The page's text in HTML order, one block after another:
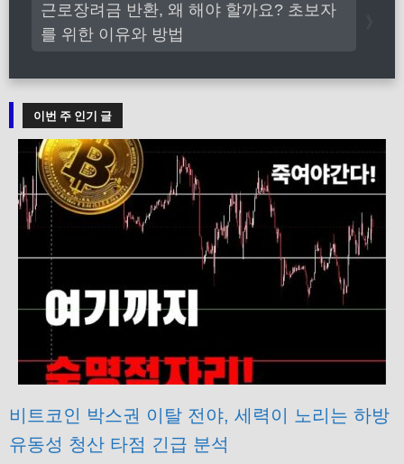
근로장려금 반환, 왜 해야 할까요? 초보자
를 위한 이유와 방법
이번 주 인기 글
비트코인 박스권 이탈 전야, 세력이 노리는 하방
유동성 청산 타점 긴급 분석